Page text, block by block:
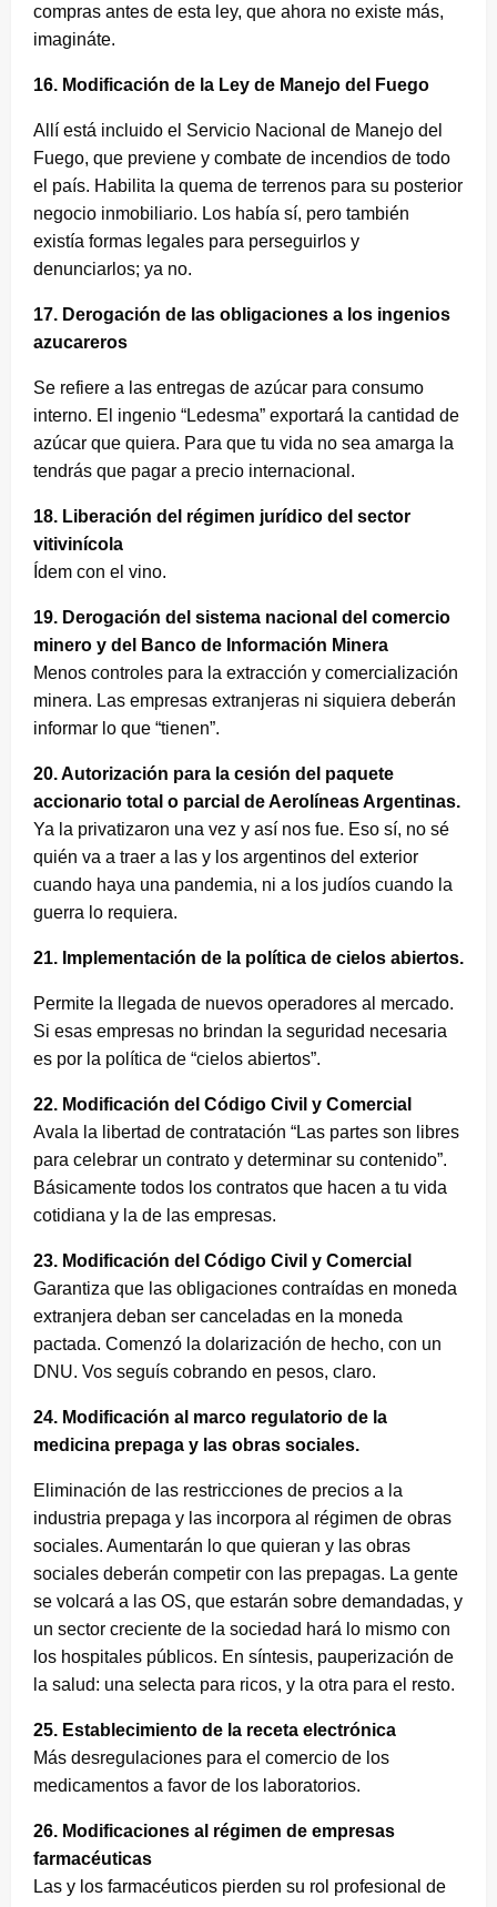
compras antes de esta ley, que ahora no existe más,
imagináte.
16. Modificación de la Ley de Manejo del Fuego
Allí está incluido el Servicio Nacional de Manejo del
Fuego, que previene y combate de incendios de todo
el país. Habilita la quema de terrenos para su posterior
negocio inmobiliario. Los había sí, pero también
existía formas legales para perseguirlos y
denunciarlos; ya no.
17. Derogación de las obligaciones a los ingenios
azucareros
Se refiere a las entregas de azúcar para consumo
interno. El ingenio “Ledesma” exportará la cantidad de
azúcar que quiera. Para que tu vida no sea amarga la
tendrás que pagar a precio internacional.
18. Liberación del régimen jurídico del sector
vitivinícola
Ídem con el vino.
19. Derogación del sistema nacional del comercio
minero y del Banco de Información Minera
Menos controles para la extracción y comercialización
minera. Las empresas extranjeras ni siquiera deberán
informar lo que “tienen”.
20. Autorización para la cesión del paquete
accionario total o parcial de Aerolíneas Argentinas.
Ya la privatizaron una vez y así nos fue. Eso sí, no sé
quién va a traer a las y los argentinos del exterior
cuando haya una pandemia, ni a los judíos cuando la
guerra lo requiera.
21. Implementación de la política de cielos abiertos.
Permite la llegada de nuevos operadores al mercado.
Si esas empresas no brindan la seguridad necesaria
es por la política de “cielos abiertos”.
22. Modificación del Código Civil y Comercial
Avala la libertad de contratación “Las partes son libres
para celebrar un contrato y determinar su contenido”.
Básicamente todos los contratos que hacen a tu vida
cotidiana y la de las empresas.
23. Modificación del Código Civil y Comercial
Garantiza que las obligaciones contraídas en moneda
extranjera deban ser canceladas en la moneda
pactada. Comenzó la dolarización de hecho, con un
DNU. Vos seguís cobrando en pesos, claro.
24. Modificación al marco regulatorio de la
medicina prepaga y las obras sociales.
Eliminación de las restricciones de precios a la
industria prepaga y las incorpora al régimen de obras
sociales. Aumentarán lo que quieran y las obras
sociales deberán competir con las prepagas. La gente
se volcará a las OS, que estarán sobre demandadas, y
un sector creciente de la sociedad hará lo mismo con
los hospitales públicos. En síntesis, pauperización de
la salud: una selecta para ricos, y la otra para el resto.
25. Establecimiento de la receta electrónica
Más desregulaciones para el comercio de los
medicamentos a favor de los laboratorios.
26. Modificaciones al régimen de empresas
farmacéuticas
Las y los farmacéuticos pierden su rol profesional de